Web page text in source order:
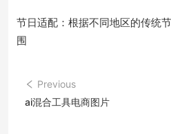
节日适配：根据不同地区的传统
围
Previous
ai混合工具电商图片